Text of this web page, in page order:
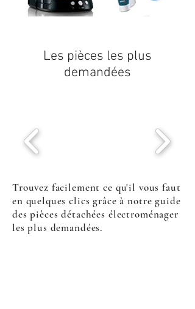
Les pièces les plus
demandées
Trouvez facilement ce qu'il vous faut
en quelques clics grâce à notre guide
des pièces détachées électroménager
les plus demandées.